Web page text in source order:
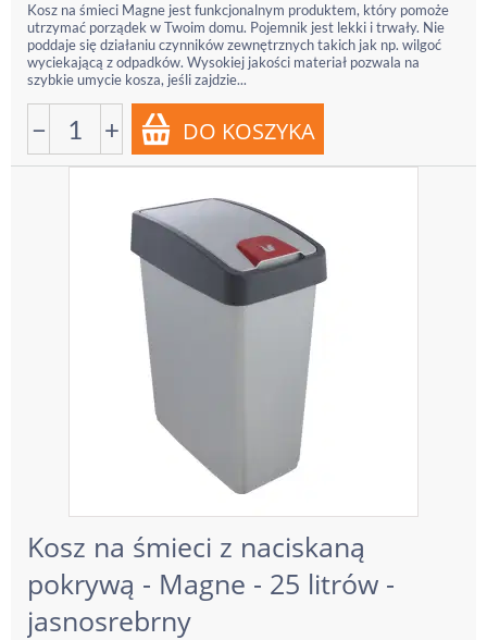
Kosz na śmieci Magne jest funkcjonalnym produktem, który pomoże
utrzymać porządek w Twoim domu. Pojemnik jest lekki i trwały. Nie
poddaje się działaniu czynników zewnętrznych takich jak np. wilgoć
wyciekającą z odpadków. Wysokiej jakości materiał pozwala na
szybkie umycie kosza, jeśli zajdzie...
− +
Kosz na śmieci z naciskaną
pokrywą - Magne - 25 litrów -
jasnosrebrny